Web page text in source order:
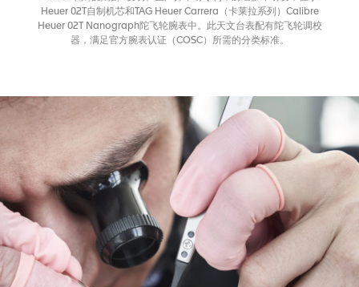
Heuer 02T自制机芯和TAG Heuer Carrera（卡莱拉系列）Calibre
Heuer 02T Nanograph陀飞轮腕表中。此天文台表配有陀飞轮调校
器，满足官方腕表认证（COSC）所需的分类标准。